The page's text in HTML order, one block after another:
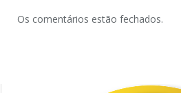
Os comentários estão fechados.